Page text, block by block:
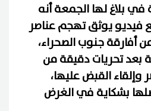
في بلاغ لها الجمعة أنه
فيديو يوثق تهجم عناصر
أفارقة جنوب الصحراء،
بعد تحريات دقيقة من
وإلقاء القبض عليها،
بشكاية في الغرض